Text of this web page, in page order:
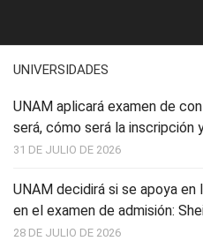
UNIVERSIDADES
UNAM aplicará examen de
será, cómo será la inscripción
31 DE JULIO DE 2026
UNAM decidirá si se apoya
en el examen de admisión:
28 DE JULIO DE 2026